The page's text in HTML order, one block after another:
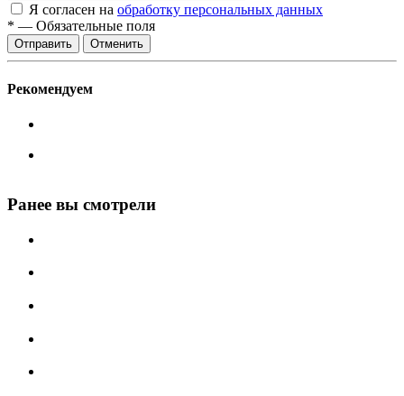
Я согласен на обработку персональных данных
* — Обязательные поля
Отменить
Рекомендуем
Ранее вы смотрели